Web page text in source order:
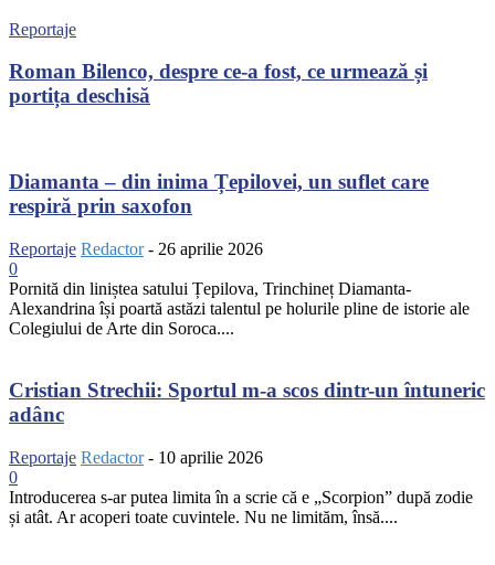
Reportaje
Roman Bilenco, despre ce-a fost, ce urmează și
portița deschisă
Diamanta – din inima Țepilovei, un suflet care
respiră prin saxofon
Reportaje Redactor - 26 aprilie 2026
0
Pornită din liniștea satului Țepilova, Trinchineț Diamanta-
Alexandrina își poartă astăzi talentul pe holurile pline de istorie ale
Colegiului de Arte din Soroca....
Cristian Strechii: Sportul m-a scos dintr-un întuneric
adânc
Reportaje Redactor - 10 aprilie 2026
0
Introducerea s-ar putea limita în a scrie că e „Scorpion” după zodie
și atât. Ar acoperi toate cuvintele. Nu ne limităm, însă....